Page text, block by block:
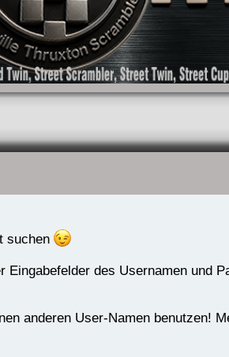
suchen
des Usernamen und
anderen User-Namen benutzen!